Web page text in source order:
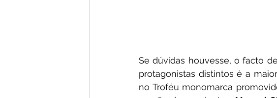
Se dúvidas houvesse, o facto
protagonistas distintos é a
no Troféu monomarca